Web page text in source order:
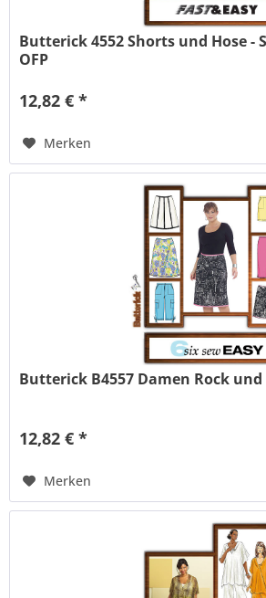
Butterick 4552 Shorts und Hose -
OFP
12,82 € *
Merken
Butterick B4557 Damen Rock und
12,82 € *
Merken